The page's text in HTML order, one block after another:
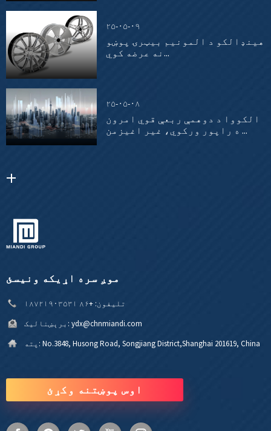
۲۵-۰۵-۰۹
هینډالکو د المونیم بیټرۍ پوښو
نه عرضه کوي...
۲۵-۰۵-۰۸
الکووا د دوهمې ربعې قوي امرون
ه راپور ورکوي، غیر اغیزمن ...
موږ سره اړیکه ونیسئ
تلیفون: +۸۶ ۱۸۷۲۱۹۰۳۵۳۱
برېښنالیک: ydx@chnmiandi.com
پته: No.3848, Husong Road, Songjiang District,Shanghai 201619, China
اوس پوښتنه وکړئ